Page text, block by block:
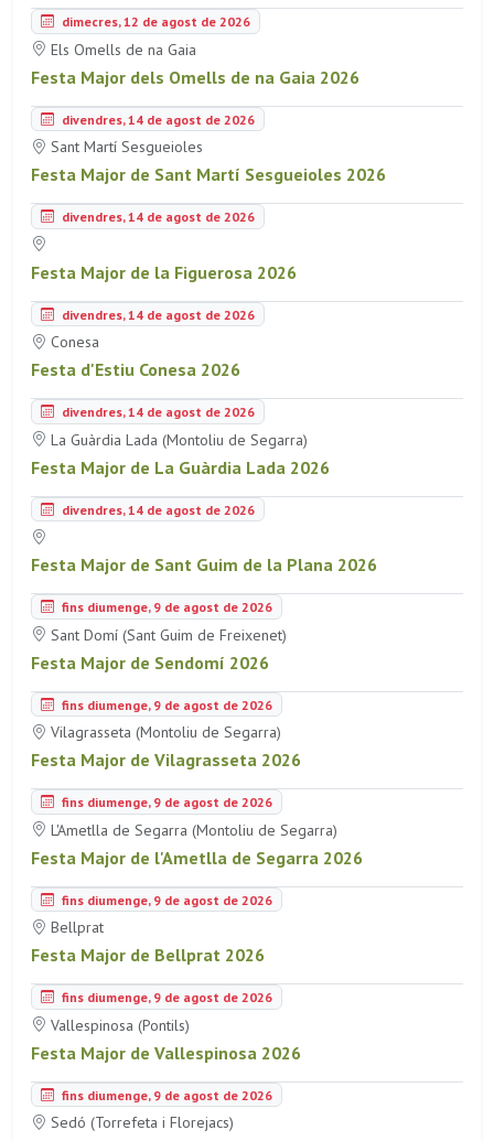
dimecres, 12 de agost de 2026
Els Omells de na Gaia
Festa Major dels Omells de na Gaia 2026
divendres, 14 de agost de 2026
Sant Martí Sesgueioles
Festa Major de Sant Martí Sesgueioles 2026
divendres, 14 de agost de 2026
Festa Major de la Figuerosa 2026
divendres, 14 de agost de 2026
Conesa
Festa d'Estiu Conesa 2026
divendres, 14 de agost de 2026
La Guàrdia Lada (Montoliu de Segarra)
Festa Major de La Guàrdia Lada 2026
divendres, 14 de agost de 2026
Festa Major de Sant Guim de la Plana 2026
fins diumenge, 9 de agost de 2026
Sant Domí (Sant Guim de Freixenet)
Festa Major de Sendomí 2026
fins diumenge, 9 de agost de 2026
Vilagrasseta (Montoliu de Segarra)
Festa Major de Vilagrasseta 2026
fins diumenge, 9 de agost de 2026
L'Ametlla de Segarra (Montoliu de Segarra)
Festa Major de l'Ametlla de Segarra 2026
fins diumenge, 9 de agost de 2026
Bellprat
Festa Major de Bellprat 2026
fins diumenge, 9 de agost de 2026
Vallespinosa (Pontils)
Festa Major de Vallespinosa 2026
fins diumenge, 9 de agost de 2026
Sedó (Torrefeta i Florejacs)